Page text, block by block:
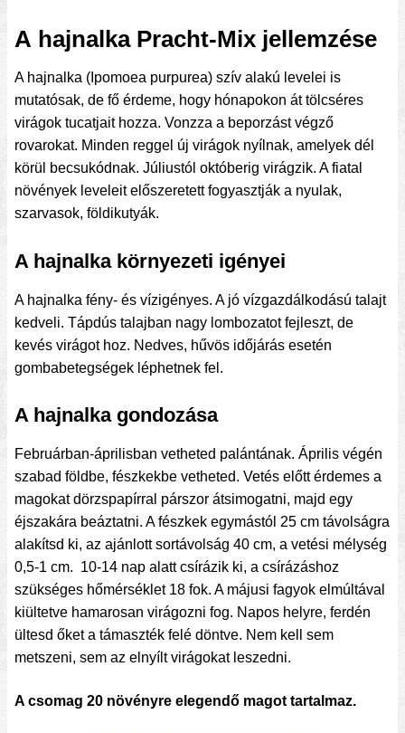
A hajnalka Pracht-Mix jellemzése
A hajnalka (Ipomoea purpurea) szív alakú levelei is
mutatósak, de fő érdeme, hogy hónapokon át tölcséres
virágok tucatjait hozza. Vonzza a beporzást végző
rovarokat. Minden reggel új virágok nyílnak, amelyek dél
körül becsukódnak. Júliustól októberig virágzik. A fiatal
növények leveleit előszeretett fogyasztják a nyulak,
szarvasok, földikutyák.
A hajnalka környezeti igényei
A hajnalka fény- és vízigényes. A jó vízgazdálkodású talajt
kedveli. Tápdús talajban nagy lombozatot fejleszt, de
kevés virágot hoz. Nedves, hűvös időjárás esetén
gombabetegségek léphetnek fel.
A hajnalka gondozása
Februárban-áprilisban vetheted palántának. Április végén
szabad földbe, fészkekbe vetheted. Vetés előtt érdemes a
magokat dörzspapírral párszor átsimogatni, majd egy
éjszakára beáztatni. A fészkek egymástól 25 cm távolságra
alakítsd ki, az ajánlott sortávolság 40 cm, a vetési mélység
0,5-1 cm. 10-14 nap alatt csírázik ki, a csírázáshoz
szükséges hőmérséklet 18 fok. A májusi fagyok elmúltával
kiültetve hamarosan virágozni fog. Napos helyre, ferdén
ültesd őket a támaszték felé döntve. Nem kell sem
metszeni, sem az elnyílt virágokat leszedni.
A csomag 20 növényre elegendő magot tartalmaz.